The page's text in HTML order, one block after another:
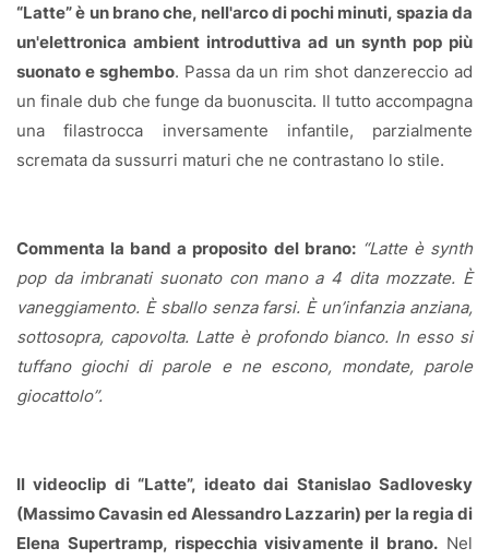
“Latte” è un brano che, nell'arco di pochi minuti, spazia da
un'elettronica ambient introduttiva ad un synth pop più
suonato e sghembo. Passa da un rim shot danzereccio ad
un finale dub che funge da buonuscita. Il tutto accompagna
una filastrocca inversamente infantile, parzialmente
scremata da sussurri maturi che ne contrastano lo stile.
Commenta la band a proposito del brano: “Latte è synth
pop da imbranati suonato con mano a 4 dita mozzate. È
vaneggiamento. È sballo senza farsi. È un’infanzia anziana,
sottosopra, capovolta. Latte è profondo bianco. In esso si
tuffano giochi di parole e ne escono, mondate, parole
giocattolo”.
Il videoclip di “Latte”, ideato dai Stanislao Sadlovesky
(Massimo Cavasin ed Alessandro Lazzarin) per la regia di
Elena Supertramp, rispecchia visivamente il brano. Nel